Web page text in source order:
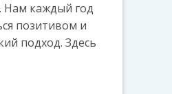
Нам каждый год
позитивом и
подход. Здесь